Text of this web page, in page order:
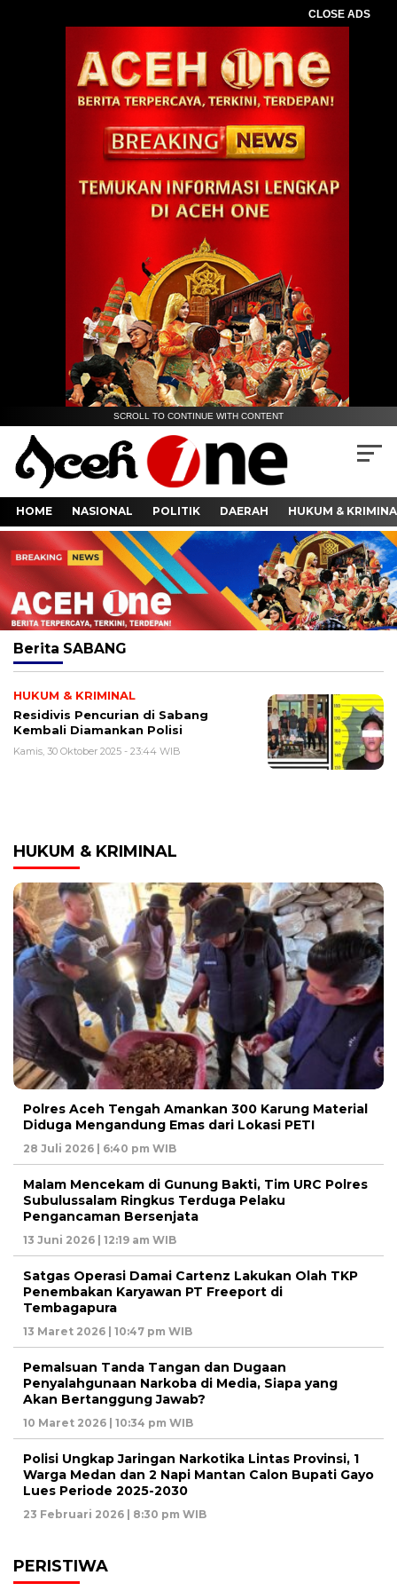
CLOSE ADS
SCROLL TO CONTINUE WITH CONTENT
HOME NASIONAL POLITIK DAERAH HUKUM &
Berita SABANG
HUKUM & KRIMINAL
Residivis Pencurian di Sabang
Kembali Diamankan Polisi
Kamis, 30 Oktober 2025 - 23:44 WIB
HUKUM & KRIMINAL
Polres Aceh Tengah Amankan 300 Karung Material
Diduga Mengandung Emas dari Lokasi PETI
28 Juli 2026 | 6:40 pm WIB
Malam Mencekam di Gunung Bakti, Tim URC Polres
Subulussalam Ringkus Terduga Pelaku
Pengancaman Bersenjata
13 Juni 2026 | 12:19 am WIB
Satgas Operasi Damai Cartenz Lakukan Olah TKP
Penembakan Karyawan PT Freeport di
Tembagapura
13 Maret 2026 | 10:47 pm WIB
Pemalsuan Tanda Tangan dan Dugaan
Penyalahgunaan Narkoba di Media, Siapa yang
Akan Bertanggung Jawab?
10 Maret 2026 | 10:34 pm WIB
Polisi Ungkap Jaringan Narkotika Lintas Provinsi, 1
Warga Medan dan 2 Napi Mantan Calon Bupati Gayo
Lues Periode 2025-2030
23 Februari 2026 | 8:30 pm WIB
PERISTIWA